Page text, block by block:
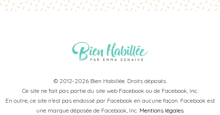
© 2012-2026 Bien Habillée. Droits déposés.
Ce site ne fait pas partie du site web Facebook ou de Facebook, Inc.
En outre, ce site n’est pas endossé par Facebook en aucune façon. Facebook est
une marque déposée de Facebook, Inc. Mentions légales